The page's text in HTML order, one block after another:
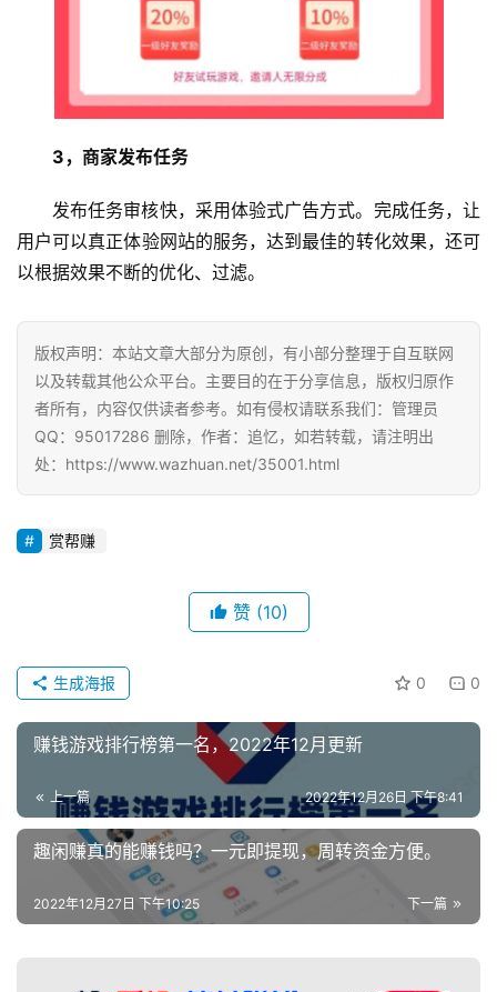
3，商家发布任务
发布任务审核快，采用体验式广告方式。完成任务，让
用户可以真正体验网站的服务，达到最佳的转化效果，还可
以根据效果不断的优化、过滤。
版权声明：本站文章大部分为原创，有小部分整理于自互联网
以及转载其他公众平台。主要目的在于分享信息，版权归原作
者所有，内容仅供读者参考。如有侵权请联系我们：管理员
QQ：95017286 删除，作者：追忆，如若转载，请注明出
处：https://www.wazhuan.net/35001.html
赏帮赚
赞 (10)
0 0
生成海报
赚钱游戏排行榜第一名，2022年12月更新
上一篇 2022年12月26日 下午8:41
趣闲赚真的能赚钱吗？一元即提现，周转资金方便。
下一篇
2022年12月27日 下午10:25